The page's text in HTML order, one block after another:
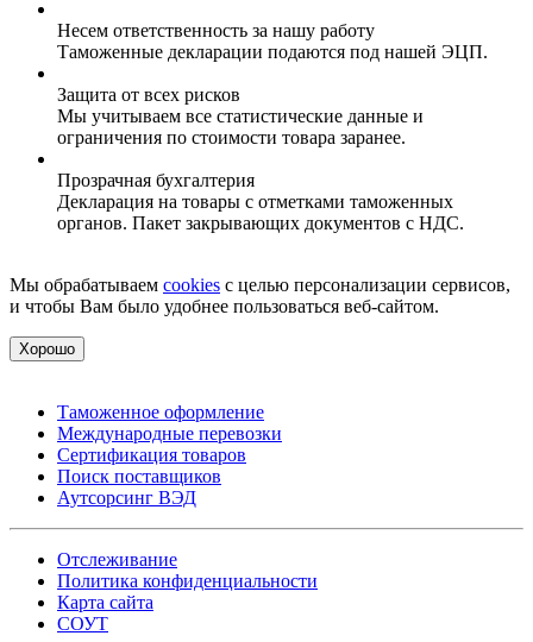
Несем ответственность за нашу работу
Таможенные декларации подаются под нашей ЭЦП.
Защита от всех рисков
Мы учитываем все статистические данные и
ограничения по стоимости товара заранее.
Прозрачная бухгалтерия
Декларация на товары с отметками таможенных
органов. Пакет закрывающих документов с НДС.
Мы обрабатываем cookies с целью персонализации сервисов,
и чтобы Вам было удобнее пользоваться веб-сайтом.
Хорошо
Таможенное оформление
Международные перевозки
Сертификация товаров
Поиск поставщиков
Аутсорсинг ВЭД
Отслеживание
Политика конфиденциальности
Карта сайта
СОУТ